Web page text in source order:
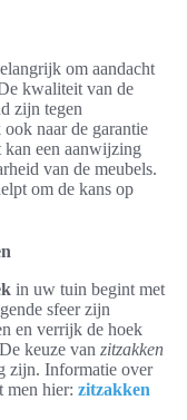
om aandacht
kwaliteit van de
zijn tegen
naar de garantie
een aanwijzing
van de meubels.
om de kans op
in uw tuin begint met
sfeer zijn
en verrijk de hoek
keuze van zitzakken
zijn. Informatie over
men hier: zitzakken